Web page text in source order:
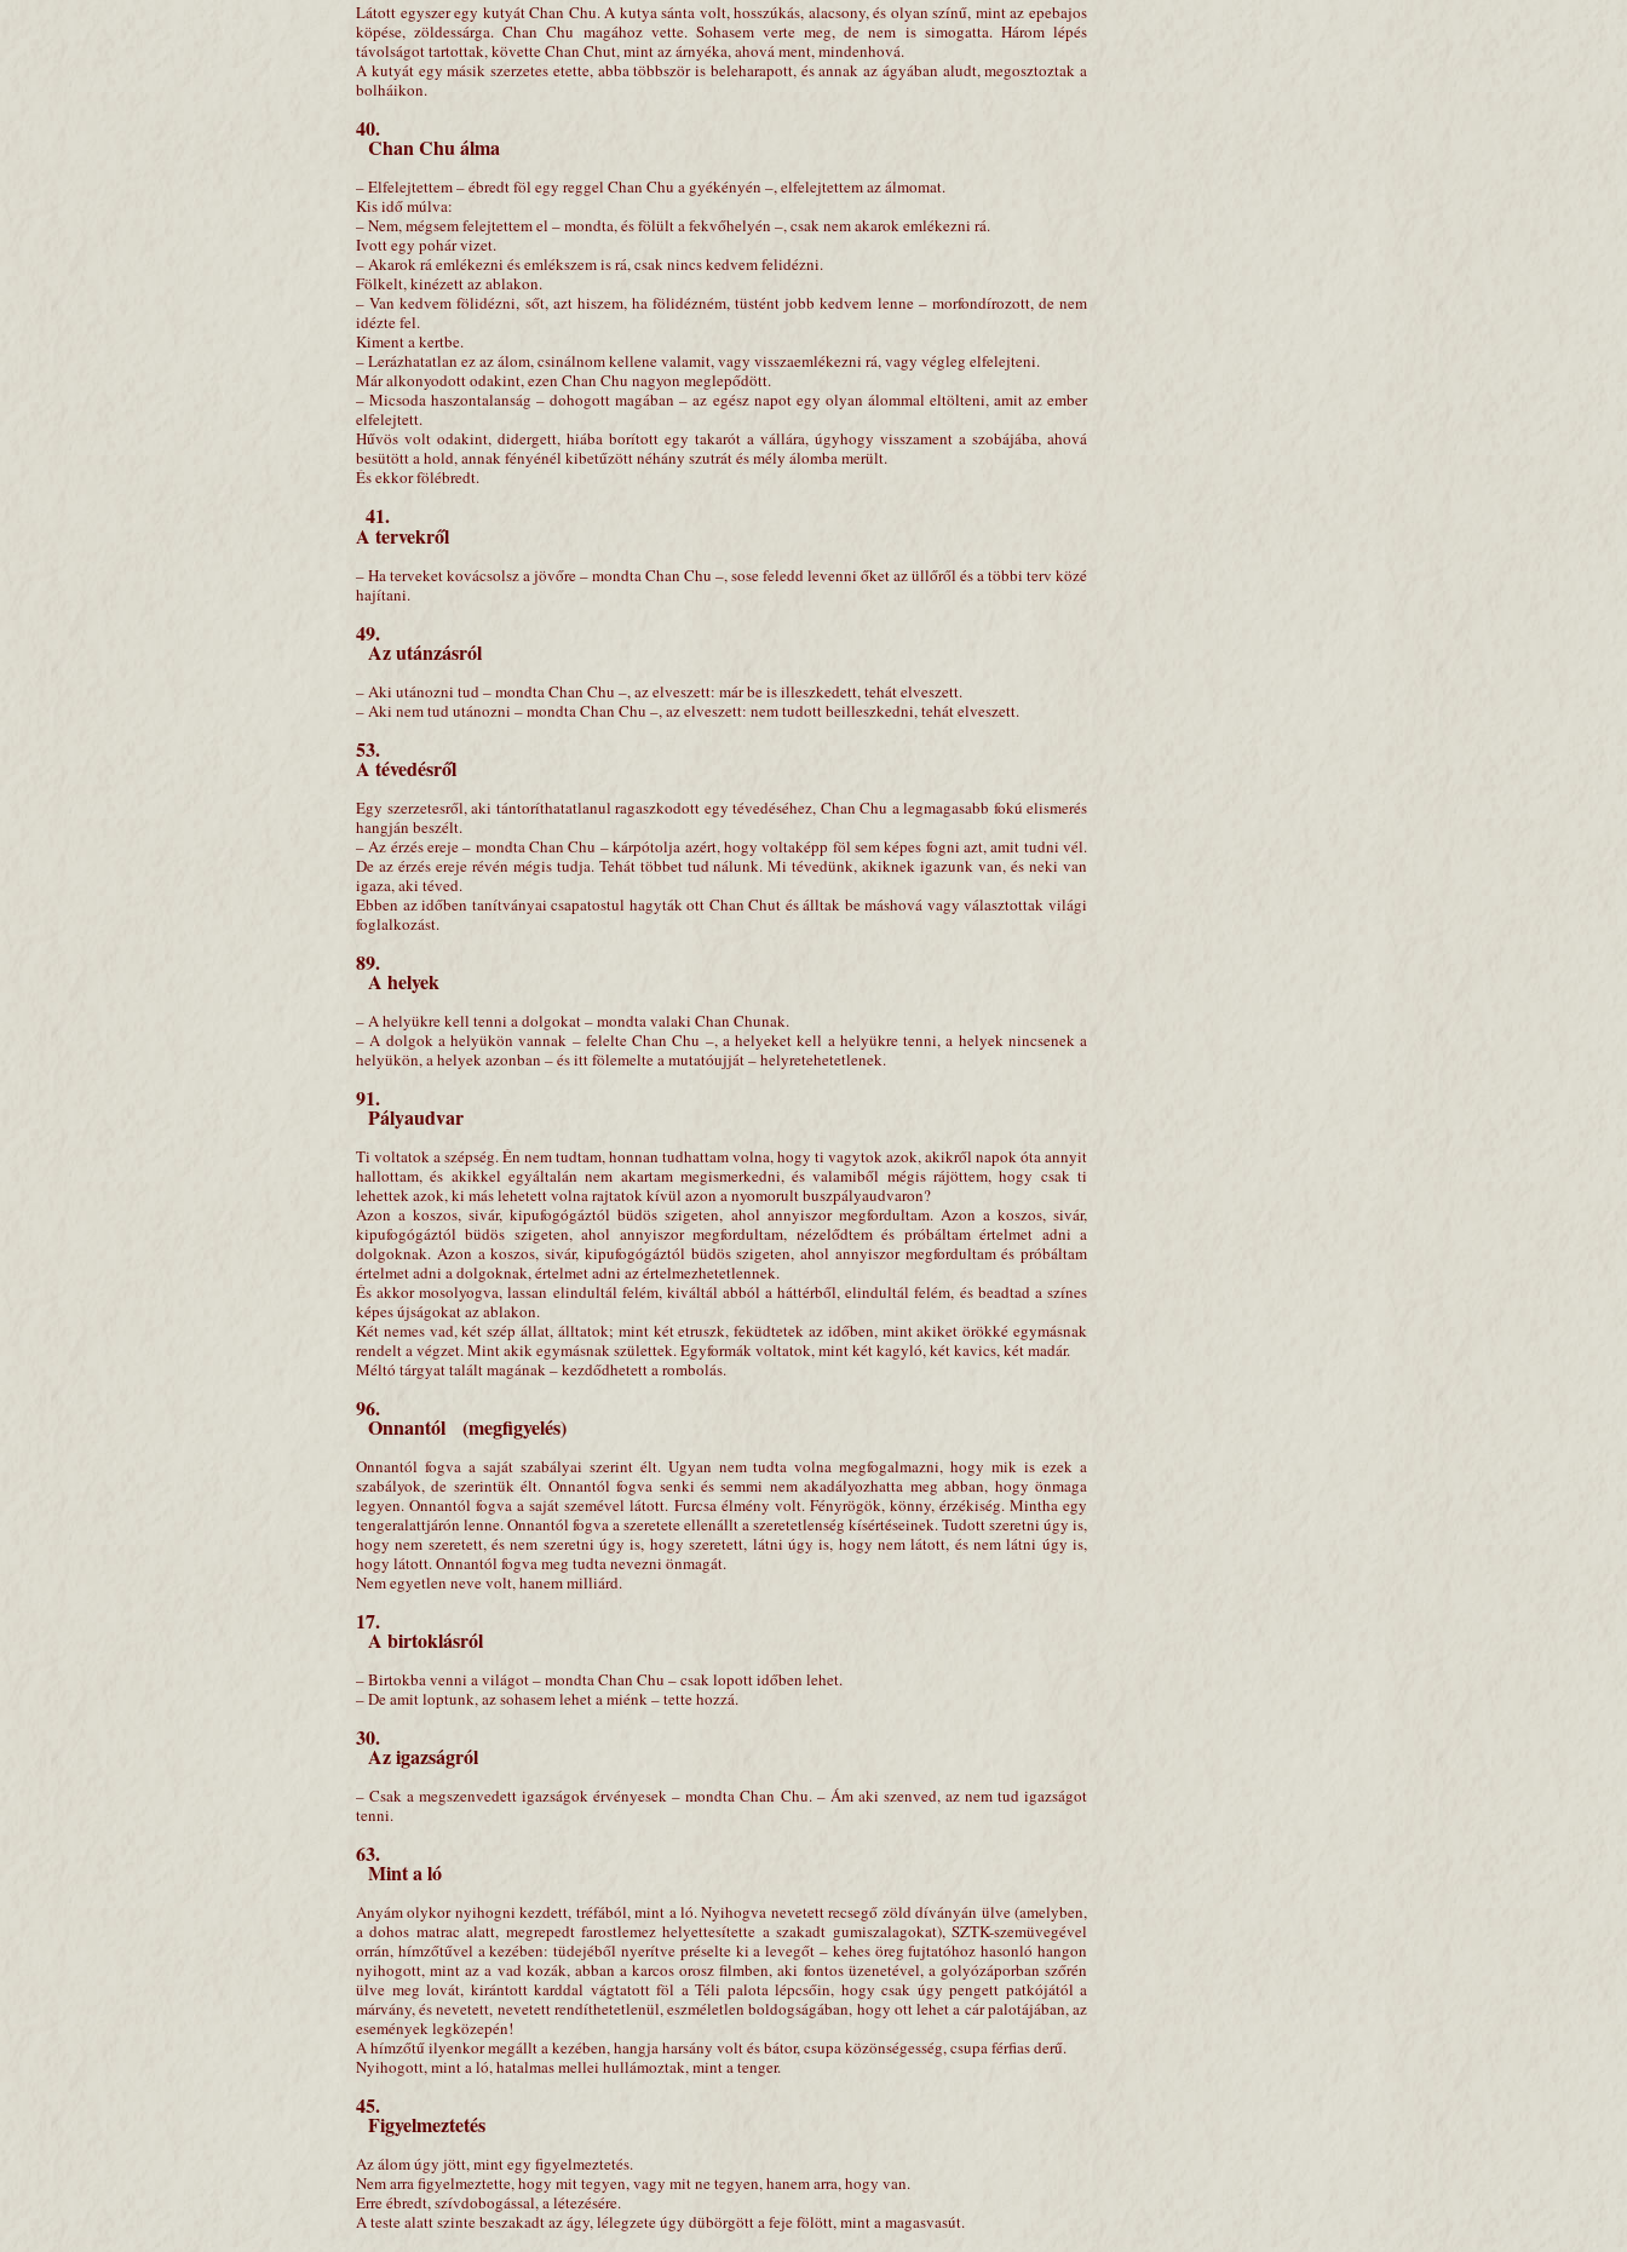
Látott egyszer egy kutyát Chan Chu. A kutya sánta volt, hosszúkás, alacsony, és olyan színű, mint az epebajos
köpése, zöldessárga. Chan Chu magához vette. Sohasem verte meg, de nem is simogatta. Három lépés
távolságot tartottak, követte Chan Chut, mint az árnyéka, ahová ment, mindenhová.
A kutyát egy másik szerzetes etette, abba többször is beleharapott, és annak az ágyában aludt, megosztoztak a
bolháikon.
40.
Chan Chu álma
– Elfelejtettem – ébredt föl egy reggel Chan Chu a gyékényén –, elfelejtettem az álmomat.
Kis idő múlva:
– Nem, mégsem felejtettem el – mondta, és fölült a fekvőhelyén –, csak nem akarok emlékezni rá.
Ivott egy pohár vizet.
– Akarok rá emlékezni és emlékszem is rá, csak nincs kedvem felidézni.
Fölkelt, kinézett az ablakon.
– Van kedvem fölidézni, sőt, azt hiszem, ha fölidézném, tüstént jobb kedvem lenne – morfondírozott, de nem
idézte fel.
Kiment a kertbe.
– Lerázhatatlan ez az álom, csinálnom kellene valamit, vagy visszaemlékezni rá, vagy végleg elfelejteni.
Már alkonyodott odakint, ezen Chan Chu nagyon meglepődött.
– Micsoda haszontalanság – dohogott magában – az egész napot egy olyan álommal eltölteni, amit az ember
elfelejtett.
Hűvös volt odakint, didergett, hiába borított egy takarót a vállára, úgyhogy visszament a szobájába, ahová
besütött a hold, annak fényénél kibetűzött néhány szutrát és mély álomba merült.
És ekkor fölébredt.
41.
A tervekről
– Ha terveket kovácsolsz a jövőre – mondta Chan Chu –, sose feledd levenni őket az üllőről és a többi terv közé
hajítani.
49.
Az utánzásról
– Aki utánozni tud – mondta Chan Chu –, az elveszett: már be is illeszkedett, tehát elveszett.
– Aki nem tud utánozni – mondta Chan Chu –, az elveszett: nem tudott beilleszkedni, tehát elveszett.
53.
A tévedésről
Egy szerzetesről, aki tántoríthatatlanul ragaszkodott egy tévedéséhez, Chan Chu a legmagasabb fokú elismerés
hangján beszélt.
– Az érzés ereje – mondta Chan Chu – kárpótolja azért, hogy voltaképp föl sem képes fogni azt, amit tudni vél.
De az érzés ereje révén mégis tudja. Tehát többet tud nálunk. Mi tévedünk, akiknek igazunk van, és neki van
igaza, aki téved.
Ebben az időben tanítványai csapatostul hagyták ott Chan Chut és álltak be máshová vagy választottak világi
foglalkozást.
89.
A helyek
– A helyükre kell tenni a dolgokat – mondta valaki Chan Chunak.
– A dolgok a helyükön vannak – felelte Chan Chu –, a helyeket kell a helyükre tenni, a helyek nincsenek a
helyükön, a helyek azonban – és itt fölemelte a mutatóujját – helyretehetetlenek.
91.
Pályaudvar
Ti voltatok a szépség. Én nem tudtam, honnan tudhattam volna, hogy ti vagytok azok, akikről napok óta annyit
hallottam, és akikkel egyáltalán nem akartam megismerkedni, és valamiből mégis rájöttem, hogy csak ti
lehettek azok, ki más lehetett volna rajtatok kívül azon a nyomorult buszpályaudvaron?
Azon a koszos, sivár, kipufogógáztól büdös szigeten, ahol annyiszor megfordultam. Azon a koszos, sivár,
kipufogógáztól büdös szigeten, ahol annyiszor megfordultam, nézelődtem és próbáltam értelmet adni a
dolgoknak. Azon a koszos, sivár, kipufogógáztól büdös szigeten, ahol annyiszor megfordultam és próbáltam
értelmet adni a dolgoknak, értelmet adni az értelmezhetetlennek.
És akkor mosolyogva, lassan elindultál felém, kiváltál abból a háttérből, elindultál felém, és beadtad a színes
képes újságokat az ablakon.
Két nemes vad, két szép állat, álltatok; mint két etruszk, feküdtetek az időben, mint akiket örökké egymásnak
rendelt a végzet. Mint akik egymásnak születtek. Egyformák voltatok, mint két kagyló, két kavics, két madár.
Méltó tárgyat talált magának – kezdődhetett a rombolás.
96.
Onnantól (megfigyelés)
Onnantól fogva a saját szabályai szerint élt. Ugyan nem tudta volna megfogalmazni, hogy mik is ezek a
szabályok, de szerintük élt. Onnantól fogva senki és semmi nem akadályozhatta meg abban, hogy önmaga
legyen. Onnantól fogva a saját szemével látott. Furcsa élmény volt. Fényrögök, könny, érzékiség. Mintha egy
tengeralattjárón lenne. Onnantól fogva a szeretete ellenállt a szeretetlenség kísértéseinek. Tudott szeretni úgy is,
hogy nem szeretett, és nem szeretni úgy is, hogy szeretett, látni úgy is, hogy nem látott, és nem látni úgy is,
hogy látott. Onnantól fogva meg tudta nevezni önmagát.
Nem egyetlen neve volt, hanem milliárd.
17.
A birtoklásról
– Birtokba venni a világot – mondta Chan Chu – csak lopott időben lehet.
– De amit loptunk, az sohasem lehet a miénk – tette hozzá.
30.
Az igazságról
– Csak a megszenvedett igazságok érvényesek – mondta Chan Chu. – Ám aki szenved, az nem tud igazságot
tenni.
63.
Mint a ló
Anyám olykor nyihogni kezdett, tréfából, mint a ló. Nyihogva nevetett recsegő zöld díványán ülve (amelyben,
a dohos matrac alatt, megrepedt farostlemez helyettesítette a szakadt gumiszalagokat), SZTK-szemüvegével
orrán, hímzőtűvel a kezében: tüdejéből nyerítve préselte ki a levegőt – kehes öreg fujtatóhoz hasonló hangon
nyihogott, mint az a vad kozák, abban a karcos orosz filmben, aki fontos üzenetével, a golyózáporban szőrén
ülve meg lovát, kirántott karddal vágtatott föl a Téli palota lépcsőin, hogy csak úgy pengett patkójától a
márvány, és nevetett, nevetett rendíthetetlenül, eszméletlen boldogságában, hogy ott lehet a cár palotájában, az
események legközepén!
A hímzőtű ilyenkor megállt a kezében, hangja harsány volt és bátor, csupa közönségesség, csupa férfias derű.
Nyihogott, mint a ló, hatalmas mellei hullámoztak, mint a tenger.
45.
Figyelmeztetés
Az álom úgy jött, mint egy figyelmeztetés.
Nem arra figyelmeztette, hogy mit tegyen, vagy mit ne tegyen, hanem arra, hogy van.
Erre ébredt, szívdobogással, a létezésére.
A teste alatt szinte beszakadt az ágy, lélegzete úgy dübörgött a feje fölött, mint a magasvasút.